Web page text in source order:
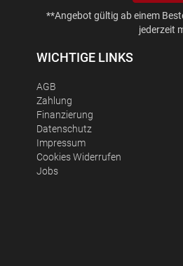
**Angebot gültig ab einem
jederzeit
WICHTIGE LINKS
AGB
Zahlung
Finanzierung
Datenschutz
Impressum
Сookies Widerrufen
Jobs